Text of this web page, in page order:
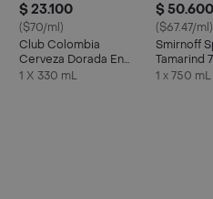
$ 23.100
($70/ml)
Club Colombia
Cerveza Dorada En
Lata 330 ML X6 Unds
1 X 330 mL
$ 50.600
($67.47/ml)
Smirnoff
Tamarind
1 x 750 mL